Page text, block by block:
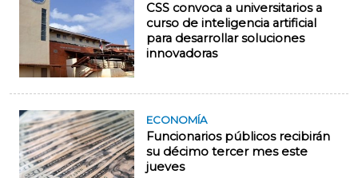
CSS convoca a universitarios a
curso de inteligencia artificial
para desarrollar soluciones
innovadoras
ECONOMÍA
Funcionarios públicos recibirán
su décimo tercer mes este
jueves